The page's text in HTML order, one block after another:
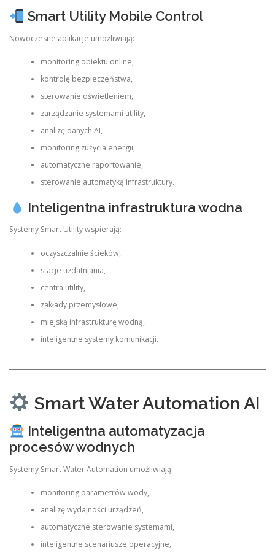
Smart Utility Mobile Control
Nowoczesne aplikacje umożliwiają:
monitoring obiektu online,
kontrolę bezpieczeństwa,
sterowanie oświetleniem,
zarządzanie systemami utility,
analizę danych AI,
monitoring zużycia energii,
automatyczne raportowanie,
sterowanie automatyką infrastruktury.
Inteligentna infrastruktura wodna
Systemy Smart Utility wspierają:
oczyszczalnie ścieków,
stacje uzdatniania,
centra utility,
zakłady przemysłowe,
miejską infrastrukturę wodną,
inteligentne systemy komunikacji.
Smart Water Automation AI
Inteligentna automatyzacja
procesów wodnych
Systemy Smart Water Automation umożliwiają:
monitoring parametrów wody,
analizę wydajności urządzeń,
automatyczne sterowanie systemami,
inteligentne scenariusze operacyjne,